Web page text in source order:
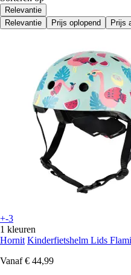
Relevantie
Relevantie
Prijs oplopend Prijs
+-3
1 kleuren
Hornit Kinderfietshelm Lids
Vanaf € 44,99